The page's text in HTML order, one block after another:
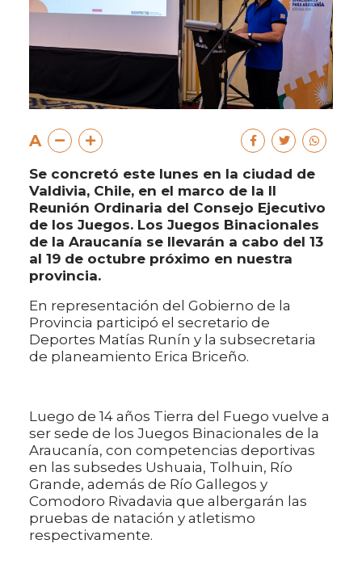
A
Se concretó este lunes en la ciudad de
Valdivia, Chile, en el marco de la II
Reunión Ordinaria del Consejo Ejecutivo
de los Juegos. Los Juegos Binacionales
de la Araucanía se llevarán a cabo del 13
al 19 de octubre próximo en nuestra
provincia.
En representación del Gobierno de la
Provincia participó el secretario de
Deportes Matías Runín y la subsecretaria
de planeamiento Erica Briceño.
Luego de 14 años Tierra del Fuego vuelve a
ser sede de los Juegos Binacionales de la
Araucanía, con competencias deportivas
en las subsedes Ushuaia, Tolhuin, Río
Grande, además de Río Gallegos y
Comodoro Rivadavia que albergarán las
pruebas de natación y atletismo
respectivamente.